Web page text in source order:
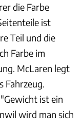
die Farbe
ist
Teil und die
Farbe im
McLaren legt
Fahrzeug.
ist ein
wird man sich